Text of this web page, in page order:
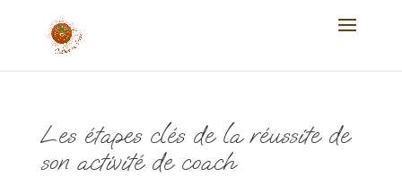
Les étapes clés de la réussite de
son activité de coach